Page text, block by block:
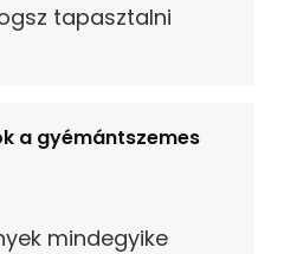
tapasztalni
a gyémántszemes
mindegyike